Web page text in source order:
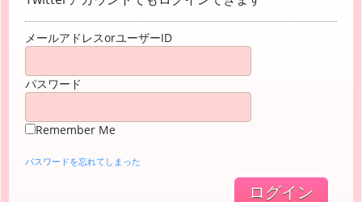
メールアドレスorユーザーID
パスワード
Remember Me
パスワードを忘れてしまった